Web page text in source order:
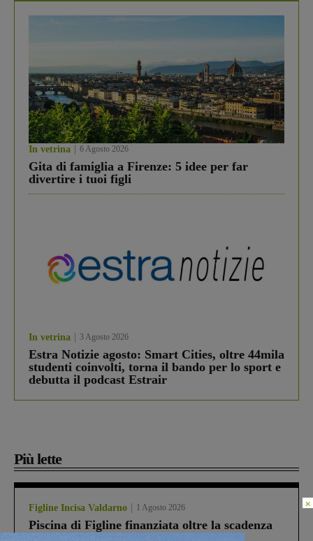
In vetrina 6 Agosto 2026
Gita di famiglia a Firenze: 5 idee per far
divertire i tuoi figli
In vetrina 3 Agosto 2026
Estra Notizie agosto: Smart Cities, oltre 44mila
studenti coinvolti, torna il bando per lo sport e
debutta il podcast Estrair
Più lette
Figline Incisa Valdarno 1 Agosto 2026
Piscina di Figline finanziata oltre la scadenza
×